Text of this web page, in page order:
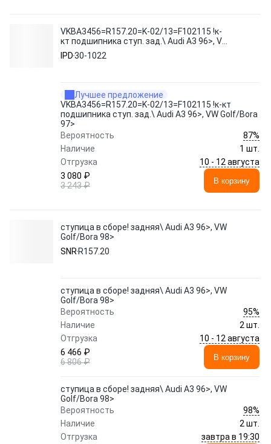
VKBA3456=R157.20=K-02/13=F102115 !к-
кт подшипника ступ. зад.\ Audi A3 96>, VW
Golf/Bora 97>
IPD30-1022
Лучшее предложение
VKBA3456=R157.20=K-02/13=F102115 !к-кт
подшипника ступ. зад.\ Audi A3 96>, VW Golf/Bora
97>
Вероятность
87%
Наличие
1 шт.
Отгрузка
10 - 12 августа
3 080 ₽
3 243 ₽
В корзину
ступица в сборе! задняя\ Audi A3 96>, VW
Golf/Bora 98>
SNR R157.20
ступица в сборе! задняя\ Audi A3 96>, VW
Golf/Bora 98>
Вероятность
95%
Наличие
2 шт.
Отгрузка
10 - 12 августа
6 466 ₽
6 806 ₽
В корзину
ступица в сборе! задняя\ Audi A3 96>, VW
Golf/Bora 98>
Вероятность
98%
Наличие
2 шт.
Отгрузка
завтра в 19:30